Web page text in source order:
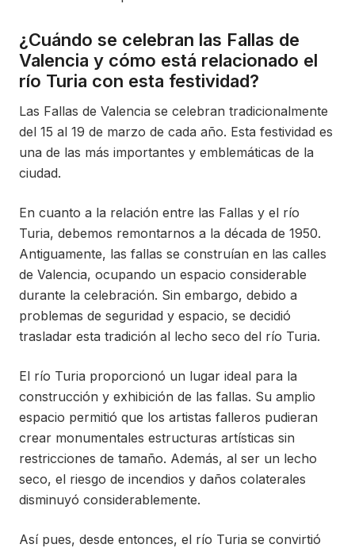
¿Cuándo se celebran las Fallas de
Valencia y cómo está relacionado el
río Turia con esta festividad?
Las Fallas de Valencia se celebran tradicionalmente
del 15 al 19 de marzo de cada año. Esta festividad es
una de las más importantes y emblemáticas de la
ciudad.
En cuanto a la relación entre las Fallas y el río
Turia, debemos remontarnos a la década de 1950.
Antiguamente, las fallas se construían en las calles
de Valencia, ocupando un espacio considerable
durante la celebración. Sin embargo, debido a
problemas de seguridad y espacio, se decidió
trasladar esta tradición al lecho seco del río Turia.
El río Turia proporcionó un lugar ideal para la
construcción y exhibición de las fallas. Su amplio
espacio permitió que los artistas falleros pudieran
crear monumentales estructuras artísticas sin
restricciones de tamaño. Además, al ser un lecho
seco, el riesgo de incendios y daños colaterales
disminuyó considerablemente.
Así pues, desde entonces, el río Turia se convirtió